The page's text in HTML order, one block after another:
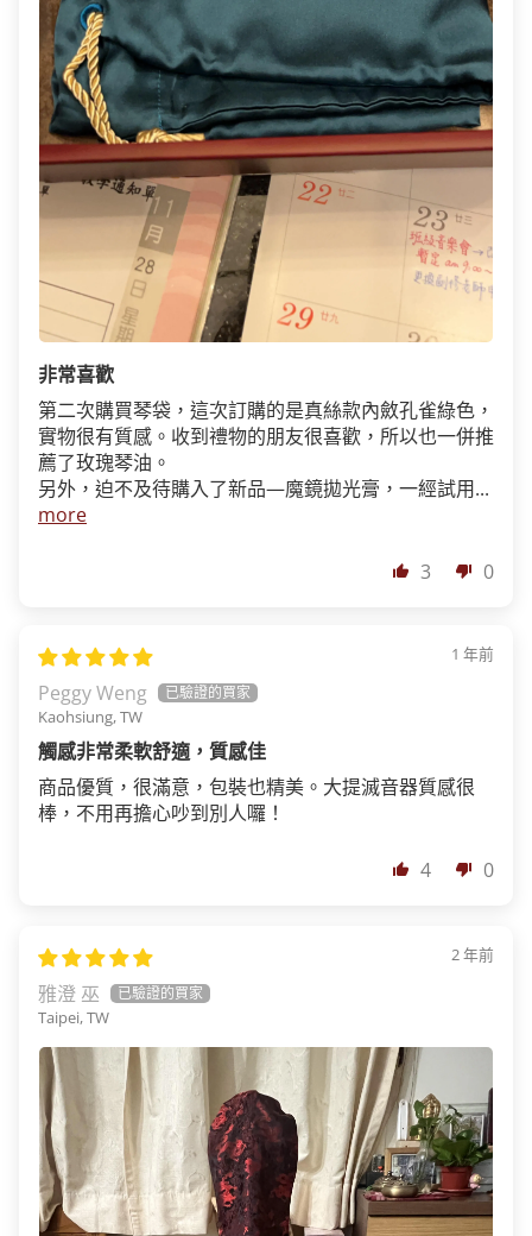
非常喜歡
第二次購買琴袋，這次訂購的是真絲款內斂孔雀綠色，
實物很有質感。收到禮物的朋友很喜歡，所以也一併推
薦了玫瑰琴油。
另外，迫不及待購入了新品—魔鏡拋光膏，一經試用...
more
3 0
1 年前
Peggy Weng
Kaohsiung, TW
觸感非常柔軟舒適，質感佳
商品優質，很滿意，包裝也精美。大提滅音器質感很
棒，不用再擔心吵到別人囉！
4 0
2 年前
雅澄 巫
Taipei, TW